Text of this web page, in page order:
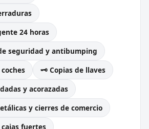
24 horas
seguridad y antibumping
🗝️ Copias de llaves
y acorazadas
y cierres de comercio
fuertes